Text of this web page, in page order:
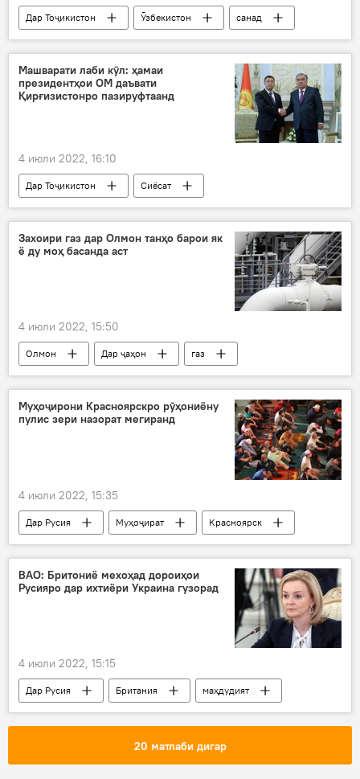
Дар Тоҷикистон Ӯзбекистон
санад
созишнома
имзо
ҳамкорӣ
Душанбе
Тошканд
Машварати лаби кӯл: ҳамаи
президентҳои ОМ даъвати
Қирғизистонро пазируфтаанд
4 июли 2022, 16:10
Дар Тоҷикистон
Сиёсат
Осиёи Марказӣ
мулоқот
Ӯзбекистон
Қирғизистон
Захоири газ дар Олмон танҳо барои як
ё ду моҳ басанда аст
4 июли 2022, 15:50
Олмон Дар ҷаҳон
газ
Иқтисод
Муҳоҷирони Красноярскро рӯҳониёну
пулис зери назорат мегиранд
4 июли 2022, 15:35
Дар Русия Муҳоҷират
Красноярск
назорат
ВАО: Бритониё мехоҳад дороиҳои
Русияро дар ихтиёри Украина гузорад
4 июли 2022, 15:15
Дар Русия Британия
маҳдудият
таҳрим
Ғарб
Дар ҷаҳон
20 матлаби дигар